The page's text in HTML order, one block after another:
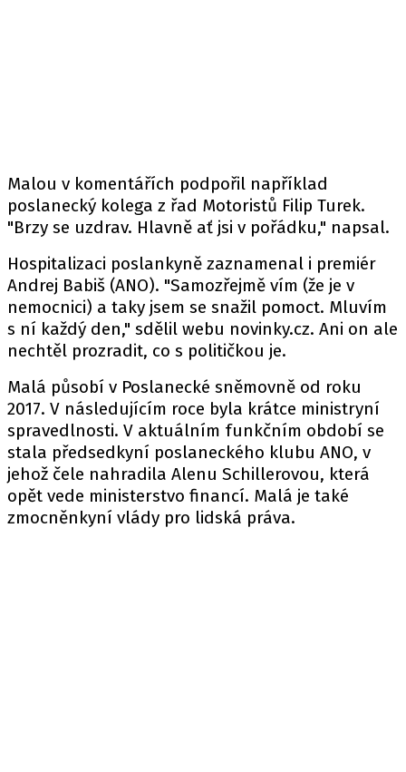
Malou v komentářích podpořil například
poslanecký kolega z řad Motoristů Filip Turek.
"Brzy se uzdrav. Hlavně ať jsi v pořádku," napsal.
Hospitalizaci poslankyně zaznamenal i premiér
Andrej Babiš (ANO). "Samozřejmě vím (že je v
nemocnici) a taky jsem se snažil pomoct. Mluvím
s ní každý den," sdělil webu novinky.cz. Ani on ale
nechtěl prozradit, co s političkou je.
Malá působí v Poslanecké sněmovně od roku
2017. V následujícím roce byla krátce ministryní
spravedlnosti. V aktuálním funkčním období se
stala předsedkyní poslaneckého klubu ANO, v
jehož čele nahradila Alenu Schillerovou, která
opět vede ministerstvo financí. Malá je také
zmocněnkyní vlády pro lidská práva.